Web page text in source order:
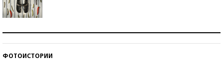
ФОТОИСТОРИИ